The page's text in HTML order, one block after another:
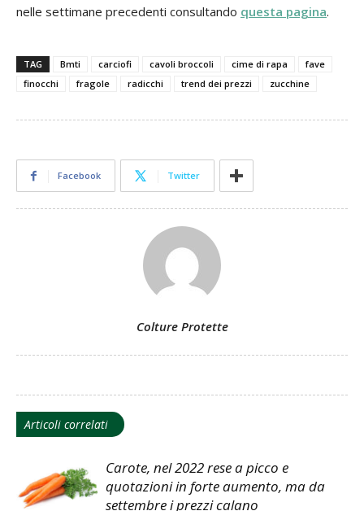
nelle settimane precedenti consultando questa pagina.
TAG Bmti carciofi cavoli broccoli cime di rapa
fave
finocchi
fragole radicchi trend dei prezzi zucchine
Facebook Twitter
Colture Protette
Articoli correlati
Carote, nel 2022 rese a picco e
quotazioni in forte aumento, ma da
settembre i prezzi calano